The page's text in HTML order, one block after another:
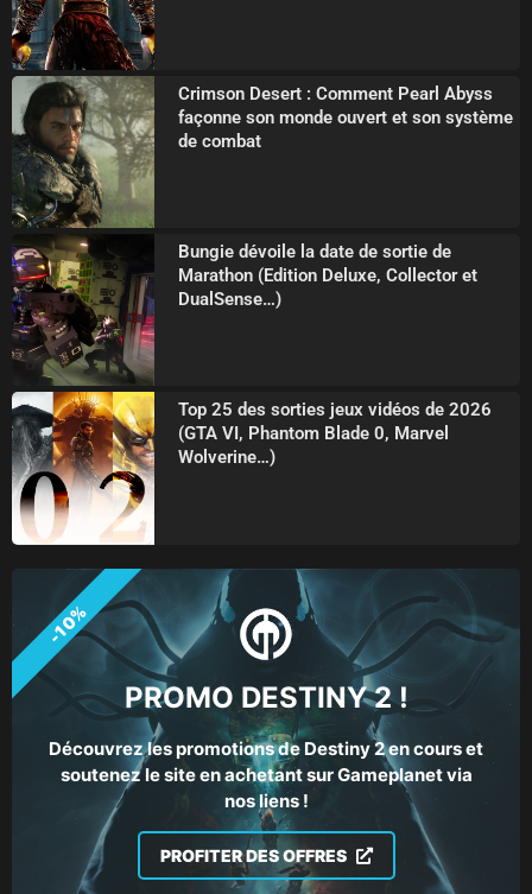
Crimson Desert : Comment Pearl Abyss
façonne son monde ouvert et son système
de combat
Bungie dévoile la date de sortie de
Marathon (Edition Deluxe, Collector et
DualSense…)
Top 25 des sorties jeux vidéos de 2026
(GTA VI, Phantom Blade 0, Marvel
Wolverine…)
PROMO DESTINY 2 !
Découvrez les promotions de Destiny 2 en cours et
soutenez le site en achetant sur Gameplanet via
nos liens !
PROFITER DES OFFRES
-10%